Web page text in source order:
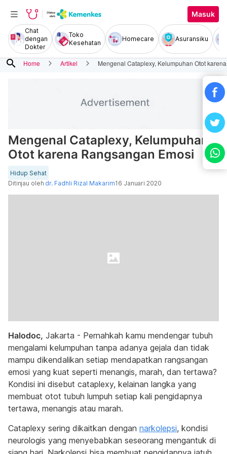
Masuk
Chat
dengan
Dokter
Toko
Kesehatan
Homecare Asuransiku
search Home Artikel Mengenal Cataplexy, Kelumpuhan Otot
Mengenal Cataplexy, Kelumpuhan
Otot karena Rangsangan Emosi
Hidup Sehat
Ditinjau oleh dr. Fadhli Rizal Makarim16 Januari 2020
Halodoc, Jakarta - Pernahkah kamu mendengar tubuh
mengalami kelumpuhan tanpa adanya gejala dan tidak
mampu dikendalikan setiap mendapatkan rangsangan
emosi yang kuat seperti menangis, marah, dan tertawa?
Kondisi ini disebut cataplexy, kelainan langka yang
membuat otot tubuh lumpuh setiap kali pengidapnya
tertawa, menangis atau marah.
Cataplexy sering dikaitkan dengan narkolepsi, kondisi
neurologis yang menyebabkan seseorang mengantuk di